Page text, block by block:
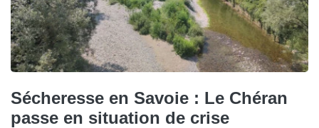
Sécheresse en Savoie : Le Chéran
passe en situation de crise